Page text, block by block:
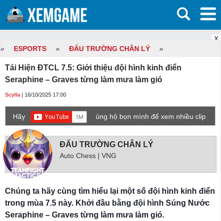
X
» ESPORTS » ĐẤU TRƯỜNG CHÂN LÝ »
Tái Hiện ĐTCL 7.5: Giới thiệu đội hình kinh điển
Seraphine – Graves từng làm mưa làm gió
Scylla | 16/10/2025 17:00
Hãy
ủng hộ bọn mình để xem nhiều clip
game mới hơn nhé!
ĐẤU TRƯỜNG CHÂN LÝ
Auto Chess | VNG
Chúng ta hãy cùng tìm hiểu lại một số đội hình kinh điển
trong mùa 7.5 này. Khởi đầu bằng đội hình Súng Nước
Seraphine – Graves từng làm mưa làm gió.